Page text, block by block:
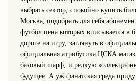
выбрать сектор, спокойно купить
Москва, подобрать для себя
футбол цена которых вписывается в
дороге на игру, заглянуть в
официальная атрибутика ЦСКА
базовый шарф, и редкую
будущее. А уж фанатская среда